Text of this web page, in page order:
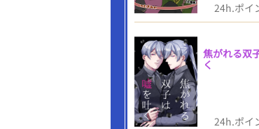
24h.ポイ
焦がれる双
く
24h.ポイ